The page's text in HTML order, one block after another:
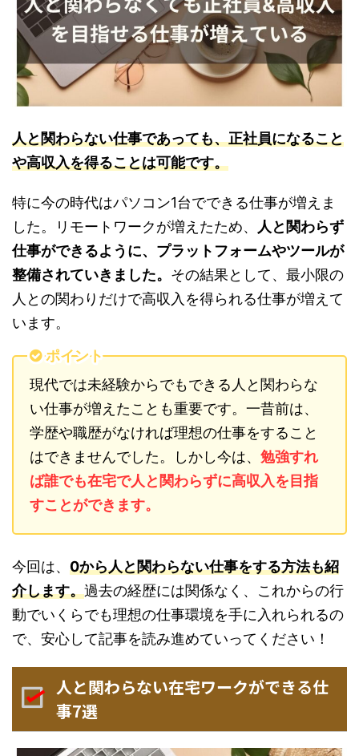
人と関わらない仕事であっても、正社員になること
や高収入を得ることは可能です。
特に今の時代はパソコン1台でできる仕事が増えま
した。リモートワークが増えたため、
人と関わらず
仕事ができるように、プラットフォームやツールが
整備されていきました。 その結果として、最小限の
人との関わりだけで高収入を得られる仕事が増えて
います。
ポイント
現代では未経験からでもできる人と関わらな
い仕事が増えたことも重要です。一昔前は、
学歴や職歴がなければ理想の仕事をすること
はできませんでした。しかし今は、 勉強すれ
ば誰でも在宅で人と関わらずに高収入を目指
すことができます。
今回は、 0から人と関わらない仕事をする方法も紹
介します。過去の経歴には関係なく、これからの行
動でいくらでも理想の仕事環境を手に入れられるの
で、安心して記事を読み進めていってください！
人と関わらない在宅ワークができる仕
事7選